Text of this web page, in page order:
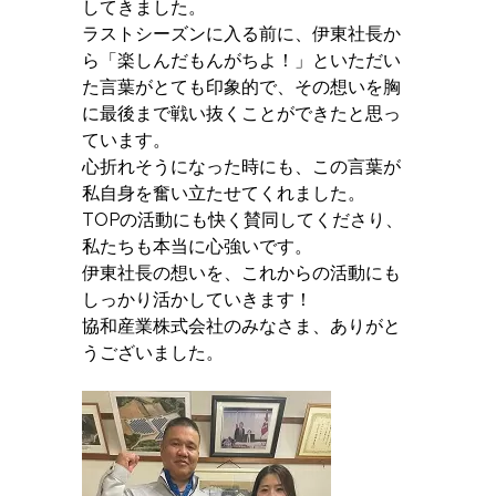
してきました。
ラストシーズンに入る前に、伊東社長か
ら「楽しんだもんがちよ！」といただい
た言葉がとても印象的で、その想いを胸
に最後まで戦い抜くことができたと思っ
ています。
心折れそうになった時にも、この言葉が
私自身を奮い立たせてくれました。
TOPの活動にも快く賛同してくださり、
私たちも本当に心強いです。
伊東社長の想いを、これからの活動にも
しっかり活かしていきます！
協和産業株式会社のみなさま、ありがと
うございました。